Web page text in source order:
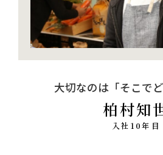
大切なのは「そこでど
柏村知
入社10年目